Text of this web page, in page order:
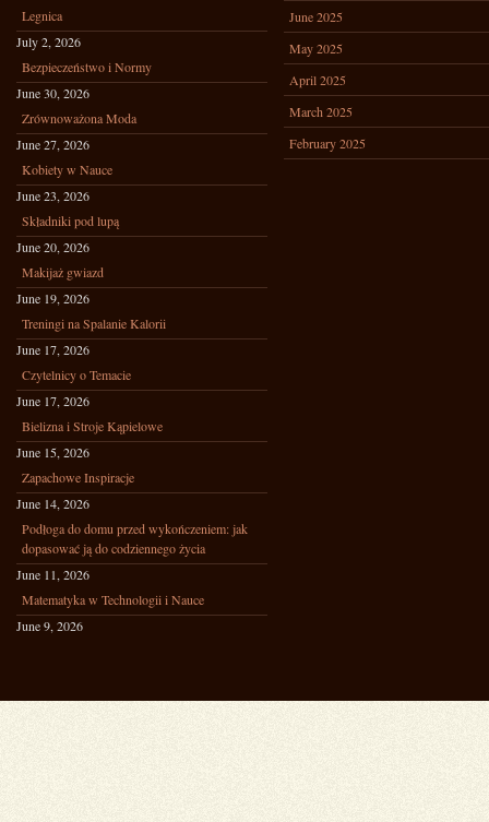
Legnica
July 2, 2026
Bezpieczeństwo i Normy
June 30, 2026
Zrównoważona Moda
June 27, 2026
Kobiety w Nauce
June 23, 2026
Składniki pod lupą
June 20, 2026
Makijaż gwiazd
June 19, 2026
Treningi na Spalanie Kalorii
June 17, 2026
Czytelnicy o Temacie
June 17, 2026
Bielizna i Stroje Kąpielowe
June 15, 2026
Zapachowe Inspiracje
June 14, 2026
Podłoga do domu przed wykończeniem: jak
dopasować ją do codziennego życia
June 11, 2026
Matematyka w Technologii i Nauce
June 9, 2026
June 2025
May 2025
April 2025
March 2025
February 2025